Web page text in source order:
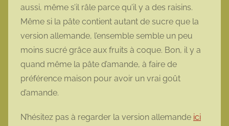
aussi, même s’il râle parce qu’il y a des raisins.
Même si la pâte contient autant de sucre que la
version allemande, l’ensemble semble un peu
moins sucré grâce aux fruits à coque. Bon, il y a
quand même la pâte d’amande, à faire de
préférence maison pour avoir un vrai goût
d’amande.
N’hésitez pas à regarder la version allemande ici